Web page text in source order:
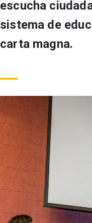
escucha
sistema de
carta magna.